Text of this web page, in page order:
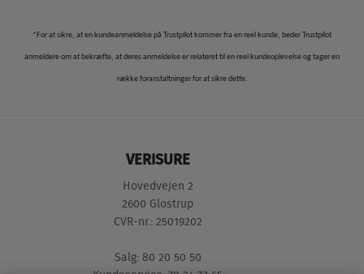
*For at sikre, at en kundeanmeldelse på Trustpilot kommer fra en reel kunde, beder Trustpilot
anmeldere om at bekræfte, at deres anmeldelse er relateret til en reel kundeoplevelse og tager en
række foranstaltninger for at sikre dette.
VERISURE
Hovedvejen 2
2600 Glostrup
CVR-nr.: 25019202
Salg: 80 20 50 50